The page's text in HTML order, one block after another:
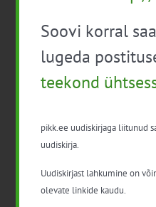
vastutustundlik
Detailid
Soovi korral
lugeda
teekond
pikk.ee uudiskirjaga liitunud
uudiskirja.
Uudiskirjast lahkumine on
olevate linkide kaudu.